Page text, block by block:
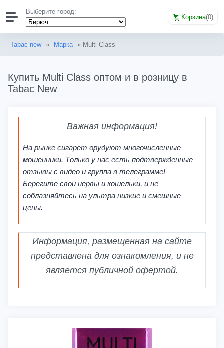
Выберите город:
Корзина(0)
Tabac new » Марка » Multi Class
Купить Multi Class оптом и в розницу в
Tabac New
Важная информация!
На рынке сигарет орудуют многочисленные
мошенники. Только у нас есть подтвержденные
отзывы с видео и группа в телеграмме!
Берегите свои нервы и кошельки, и не
соблазняйтесь на ультра низкие и смешные
цены.
Информация, размещенная на сайте
представлена для ознакомления, и не
является публичной офертой.